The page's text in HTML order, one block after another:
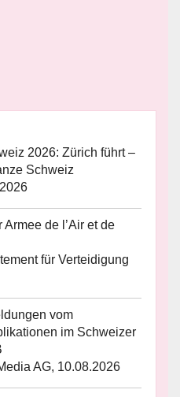
2026: Zürich führt –
Schweiz
Armee de l’Air et de
für Verteidigung
vom
im Schweizer
AG, 10.08.2026